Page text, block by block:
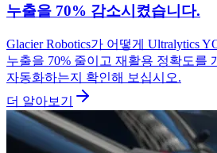
누출을 70% 감소시켰습니다.
Glacier Robotics가 어떻게 Ultralytics
누출을 70% 줄이고 재활용 정확도를
자동화하는지 확인해 보십시오.
더 알아보기